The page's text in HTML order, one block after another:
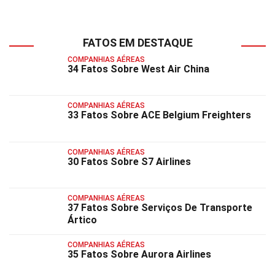
FATOS EM DESTAQUE
COMPANHIAS AÉREAS
34 Fatos Sobre West Air China
COMPANHIAS AÉREAS
33 Fatos Sobre ACE Belgium Freighters
COMPANHIAS AÉREAS
30 Fatos Sobre S7 Airlines
COMPANHIAS AÉREAS
37 Fatos Sobre Serviços De Transporte
Ártico
COMPANHIAS AÉREAS
35 Fatos Sobre Aurora Airlines